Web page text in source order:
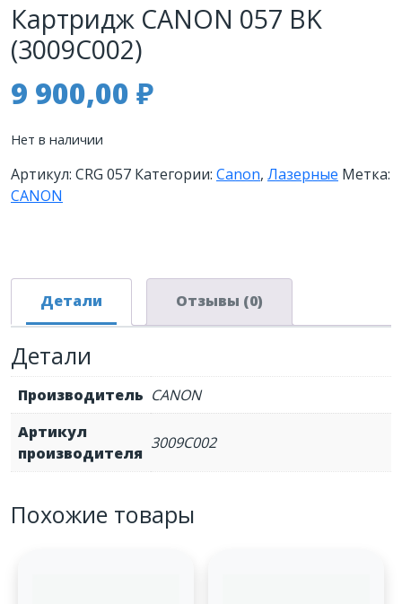
Картридж CANON 057 BK
(3009C002)
9 900,00 ₽
Нет в наличии
Артикул: CRG 057 Категории: Canon, Лазерные Метка:
CANON
Детали Отзывы (0)
Детали
Производитель CANON
Артикул
производителя
3009C002
Похожие товары